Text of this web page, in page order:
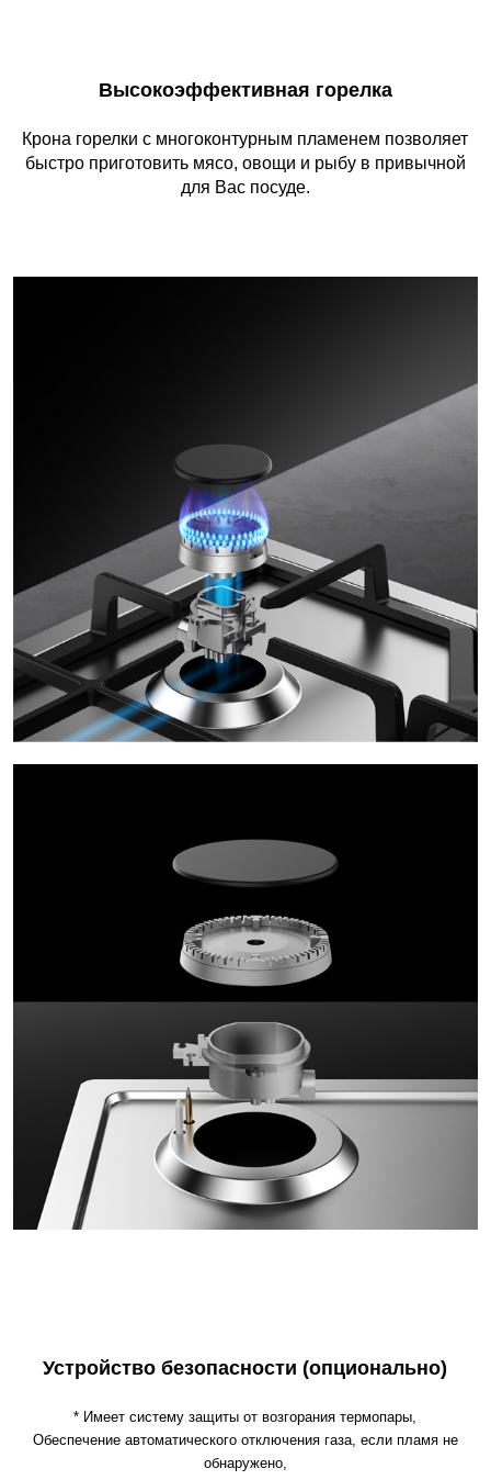
Высокоэффективная горелка
Крона горелки с многоконтурным пламенем позволяет
быстро приготовить мясо, овощи и рыбу в привычной
для Вас посуде.
Устройство безопасности (опционально)
* Имеет систему защиты от возгорания термопары,
Обеспечение автоматического отключения газа, если пламя не
обнаружено,